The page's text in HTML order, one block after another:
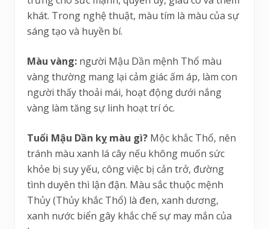
khát. Trong nghệ thuật, màu tím là màu của sự
sáng tạo và huyền bí.
Màu vàng: người Mậu Dần mệnh Thổ màu
vàng thường mang lại cảm giác ấm áp, làm con
người thấy thoải mái, hoạt động dưới nắng
vàng làm tăng sự linh hoạt trí óc.
Tuổi Mậu Dần kỵ màu gì? Mộc khắc Thổ, nên
tránh màu xanh lá cây nếu không muốn sức
khỏe bị suy yếu, công việc bị cản trở, đường
tình duyên thì lận đận. Màu sắc thuộc mệnh
Thủy (Thủy khắc Thổ) là đen, xanh dương,
xanh nước biển gây khắc chế sự may mắn của